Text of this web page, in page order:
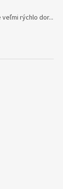
rýchlo dor...